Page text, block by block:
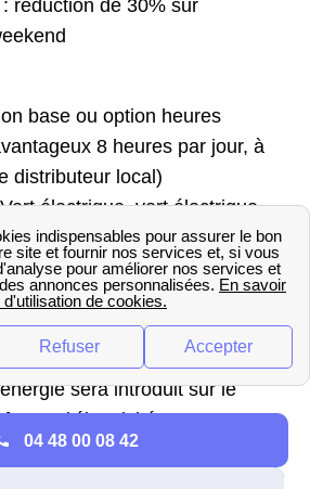
réduction de 30% sur
base ou option heures
8 heures par jour, à
distributeur local)
électrique, vert électrique
weekend et jours
auto (prix fixe pendant 3
moins chère le weekend, jours
Pour toutes ces offres vertes, il
l'équivalent de ce qui est
sera introduit sur le
d'électricité verte.
04 48 00 08 42